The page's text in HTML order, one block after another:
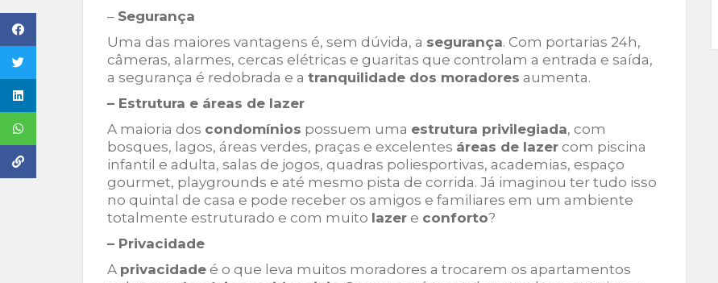
– Segurança
Uma das maiores vantagens é, sem dúvida, a segurança. Com portarias 24h,
câmeras, alarmes, cercas elétricas e guaritas que controlam a entrada e saída,
a segurança é redobrada e a tranquilidade dos moradores aumenta.
– Estrutura e áreas de lazer
A maioria dos condomínios possuem uma estrutura privilegiada, com
bosques, lagos, áreas verdes, praças e excelentes áreas de lazer com piscina
infantil e adulta, salas de jogos, quadras poliesportivas, academias, espaço
gourmet, playgrounds e até mesmo pista de corrida. Já imaginou ter tudo isso
no quintal de casa e pode receber os amigos e familiares em um ambiente
totalmente estruturado e com muito lazer e conforto?
– Privacidade
A privacidade é o que leva muitos moradores a trocarem os apartamentos